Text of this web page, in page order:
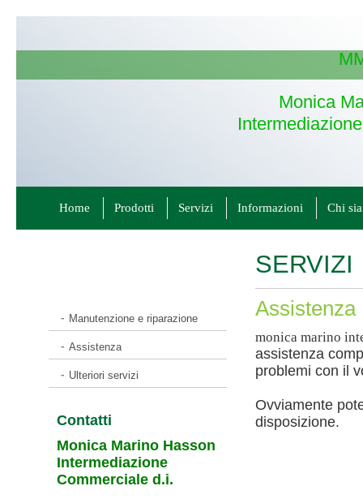
Monica
Home Prodotti Servizi Informazioni Chi
Manutenzione e riparazione
Assistenza
Ulteriori servizi
Contatti
Monica Marino Hasson
Intermediazione
Commerciale d.i.
SERVIZI
Assistenza
monica marino
assistenza
problemi con il
Ovviamente
disposizione.